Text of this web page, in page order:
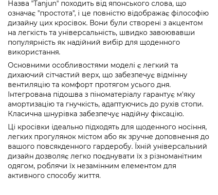
Назва "Tanjun" походить від японського слова, що
означає "простота", і це повністю відображає філософію
дизайну цих кросівок. Вони були створені з акцентом
на легкість та універсальність, швидко завоювавши
популярність як надійний вибір для щоденного
використання.
Основними особливостями моделі є легкий та
дихаючий сітчастий верх, що забезпечує відмінну
вентиляцію та комфорт протягом усього дня.
Інтегрована підошва з піноматеріалу гарантує м'яку
амортизацію та гнучкість, адаптуючись до рухів стопи.
Класична шнурівка забезпечує надійну фіксацію.
Ці кросівки ідеально підходять для щоденного носіння,
легких прогулянок містом або як зручне доповнення до
вашого повсякденного гардеробу. Їхній універсальний
дизайн дозволяє легко поєднувати їх з різноманітним
одягом, роблячи їх незамінним елементом для
активного способу життя.